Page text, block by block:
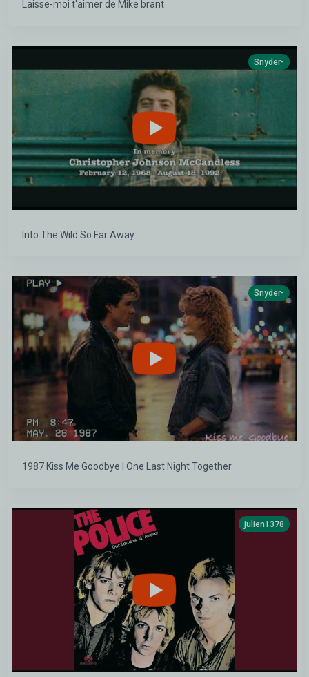
Laisse-moi t'aimer de Mike brant
Snyder-
Into The Wild So Far Away
Snyder-
1987 Kiss Me Goodbye | One Last Night Together
julien1378